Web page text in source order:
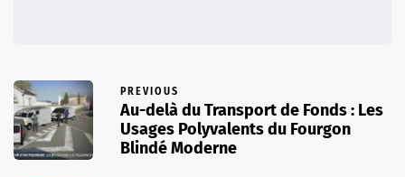
PREVIOUS
Au-delà du Transport de Fonds : Les
Usages Polyvalents du Fourgon
Blindé Moderne